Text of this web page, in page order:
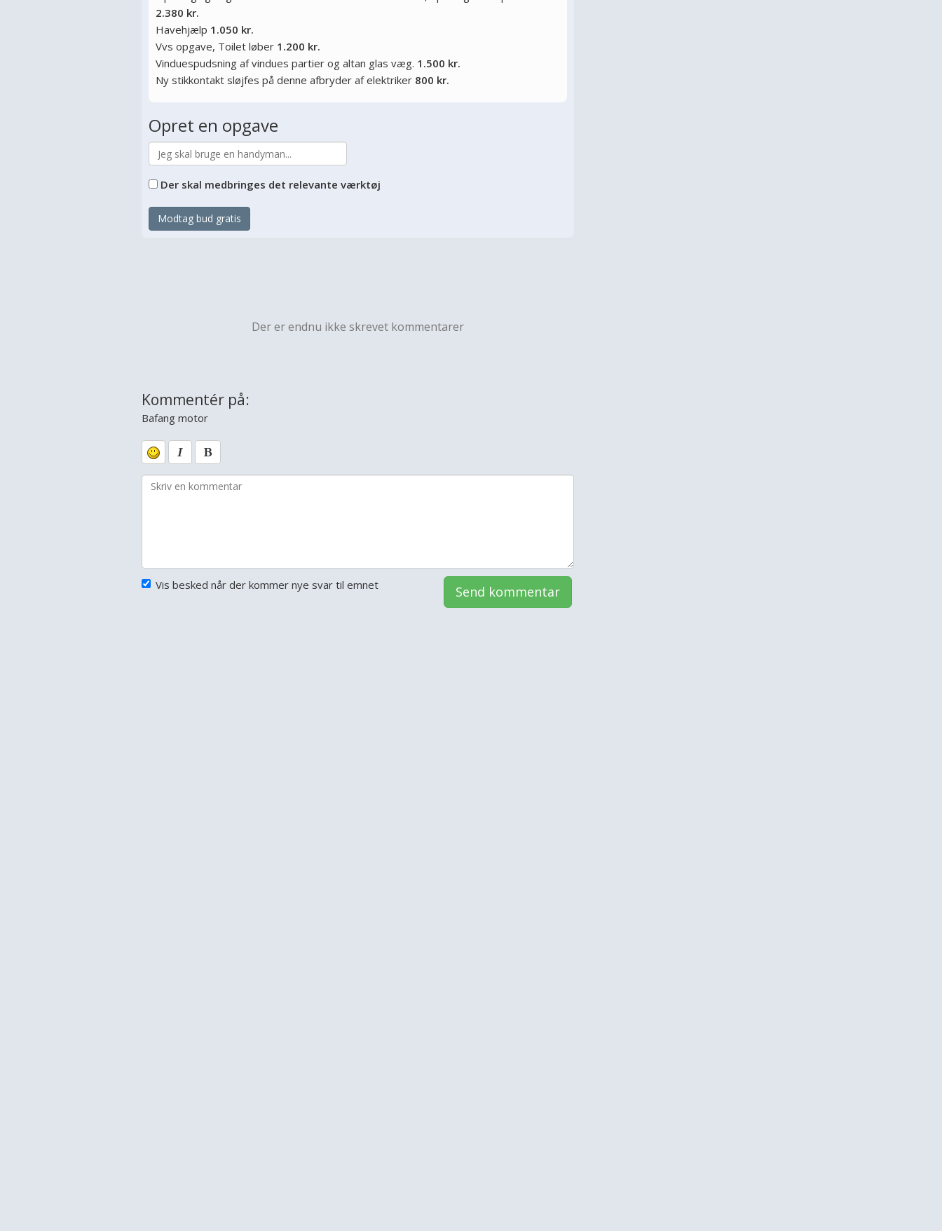
2.380 kr.
Havehjælp 1.050 kr.
Vvs opgave, Toilet løber 1.200 kr.
Vinduespudsning af vindues partier og altan glas væg. 1.500 kr.
Ny stikkontakt sløjfes på denne afbryder af elektriker 800 kr.
Opret en opgave
Der skal medbringes det relevante værktøj
Modtag bud gratis
Der er endnu ikke skrevet kommentarer
Kommentér på:
Bafang motor
Vis besked når der kommer nye svar til emnet Send kommentar